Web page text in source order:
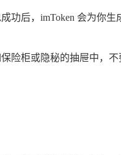
后，imToken 会为你
险柜或隐秘的抽屉中，